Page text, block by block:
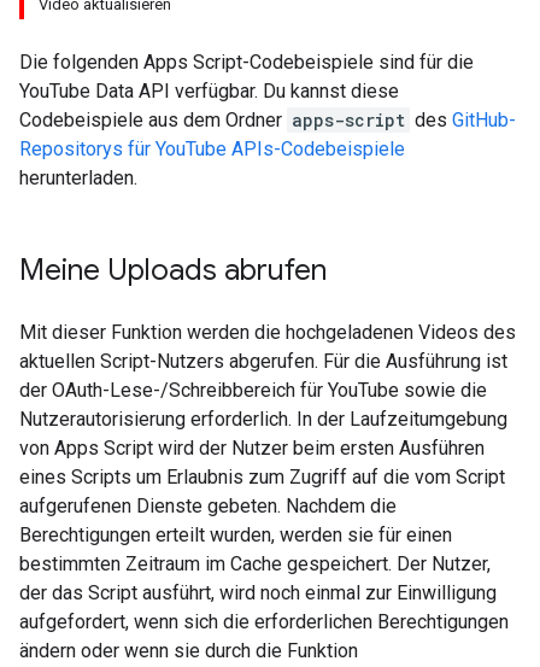
Video aktualisieren
Die folgenden Apps Script-Codebeispiele sind für die
YouTube Data API verfügbar. Du kannst diese
Codebeispiele aus dem Ordner apps-script des GitHub-
Repositorys für YouTube APIs-Codebeispiele
herunterladen.
Meine Uploads abrufen
Mit dieser Funktion werden die hochgeladenen Videos des
aktuellen Script-Nutzers abgerufen. Für die Ausführung ist
der OAuth-Lese-/Schreibbereich für YouTube sowie die
Nutzerautorisierung erforderlich. In der Laufzeitumgebung
von Apps Script wird der Nutzer beim ersten Ausführen
eines Scripts um Erlaubnis zum Zugriff auf die vom Script
aufgerufenen Dienste gebeten. Nachdem die
Berechtigungen erteilt wurden, werden sie für einen
bestimmten Zeitraum im Cache gespeichert. Der Nutzer,
der das Script ausführt, wird noch einmal zur Einwilligung
aufgefordert, wenn sich die erforderlichen Berechtigungen
ändern oder wenn sie durch die Funktion